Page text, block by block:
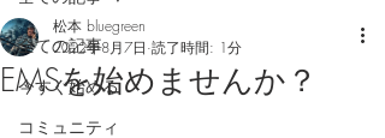
全ての記事
今すぐ始める
コミュニティ
EMSを始めませんか？
松本 bluegreen
2022年8月7日 読了時間: 1分